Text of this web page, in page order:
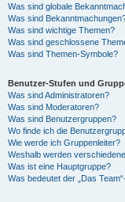
Was sind globale
Was sind
Was sind wichtige Themen?
Was sind geschlossene
Was sind Themen-Symbole?
Benutzer-Stufen und
Was sind Administratoren?
Was sind Moderatoren?
Was sind Benutzergruppen?
Wo finde ich die
Wie werde ich Gruppenleiter?
Weshalb werden
Was ist eine Hauptgruppe?
Was bedeutet der „Das